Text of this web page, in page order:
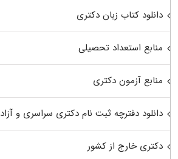
دانلود کتاب زبان دکتری
منابع استعداد تحصیلی
منابع آزمون دکتری
دانلود دفترچه ثبت نام دکتری سراسری و آزاد
دکتری خارج از کشور